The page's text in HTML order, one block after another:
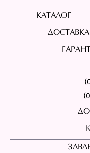
КАТАЛОГ